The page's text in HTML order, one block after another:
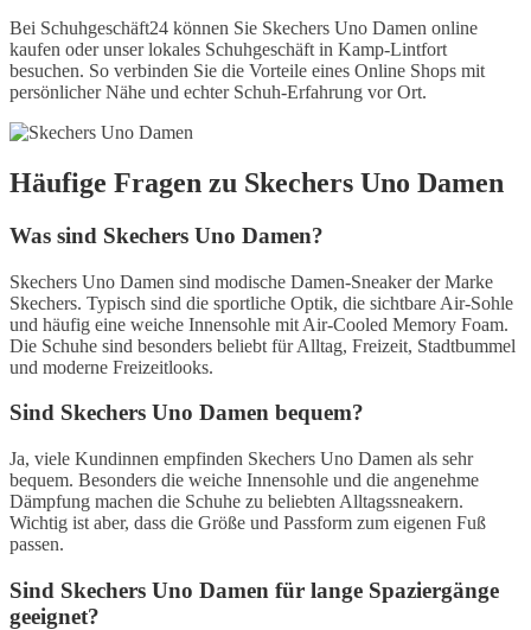
Bei Schuhgeschäft24 können Sie Skechers Uno Damen online
kaufen oder unser lokales Schuhgeschäft in Kamp-Lintfort
besuchen. So verbinden Sie die Vorteile eines Online Shops mit
persönlicher Nähe und echter Schuh-Erfahrung vor Ort.
Häufige Fragen zu Skechers Uno Damen
Was sind Skechers Uno Damen?
Skechers Uno Damen sind modische Damen-Sneaker der Marke
Skechers. Typisch sind die sportliche Optik, die sichtbare Air-Sohle
und häufig eine weiche Innensohle mit Air-Cooled Memory Foam.
Die Schuhe sind besonders beliebt für Alltag, Freizeit, Stadtbummel
und moderne Freizeitlooks.
Sind Skechers Uno Damen bequem?
Ja, viele Kundinnen empfinden Skechers Uno Damen als sehr
bequem. Besonders die weiche Innensohle und die angenehme
Dämpfung machen die Schuhe zu beliebten Alltagssneakern.
Wichtig ist aber, dass die Größe und Passform zum eigenen Fuß
passen.
Sind Skechers Uno Damen für lange Spaziergänge
geeignet?